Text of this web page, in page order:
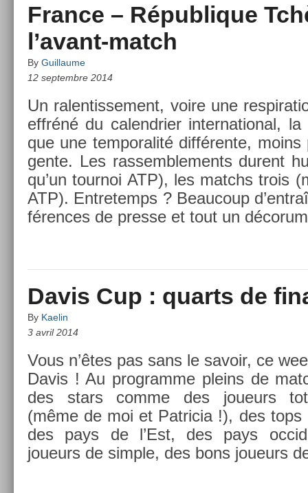
France – République
l’avant-match
By Guillaume
12 septembre 2014
Un ralen­tisse­ment, voire une
effréné du calendri­er in­ter­nation­al,
que une tem­poralité différente,
gente. Les ras­semble­ments durent
qu’un tour­noi ATP), les matchs trois
ATP). En­tretemps ? Be­aucoup
fér­ences de pre­sse et tout un
Davis Cup : quarts de
By Kaelin
3 avril 2014
Vous n’êtes pas sans le savoir, ce
Davis ! Au pro­gram­me pleins de
des stars comme des joueurs
(même de moi et Pat­ricia !), des
des pays de l’Est, des pays
joueurs de sim­ple, des bons joueurs